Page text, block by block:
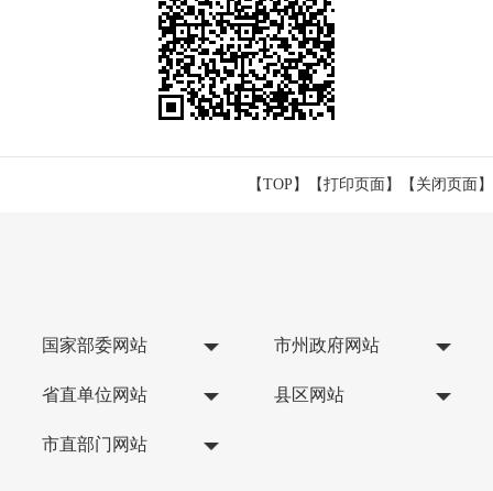
【TOP】 【打印页面】【 关闭页面】
国家部委网站 市州政府网站
省直单位网站 县区网站
市直部门网站